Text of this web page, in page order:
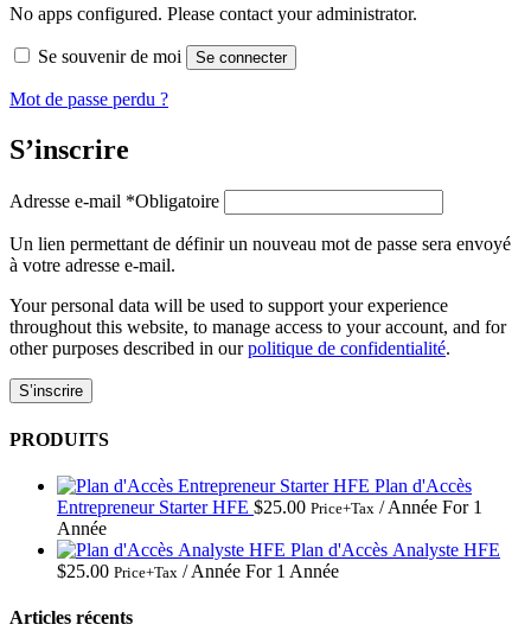
No apps configured. Please contact your administrator.
Se souvenir de moi Se connecter
Mot de passe perdu ?
S’inscrire
Adresse e-mail *Obligatoire
Un lien permettant de définir un nouveau mot de passe sera envoyé
à votre adresse e-mail.
Your personal data will be used to support your experience
throughout this website, to manage access to your account, and for
other purposes described in ourpolitique de confidentialité.
S’inscrire
PRODUITS
Plan d'Accès
Entrepreneur Starter HFE $25.00 Price+Tax / Année For 1
Année
Plan d'Accès Analyste HFE
$25.00 Price+Tax / Année For 1 Année
Articles récents